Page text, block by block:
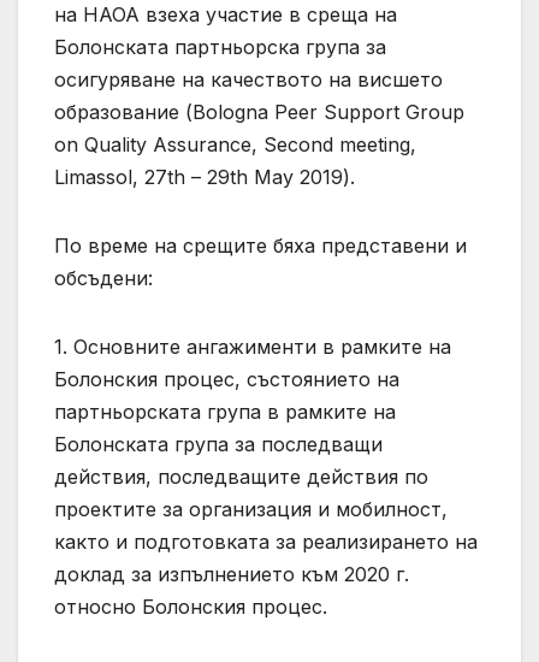
на НАОА взеха участие в среща на
Болонската партньорска група за
осигуряване на качеството на висшето
образование (Bologna Peer Support Group
on Quality Assurance, Second meeting,
Limassol, 27th – 29th May 2019).
По време на срещите бяха представени и
обсъдени:
1. Основните ангажименти в рамките на
Болонския процес, състоянието на
партньорската група в рамките на
Болонската група за последващи
действия, последващите действия по
проектите за организация и мобилност,
както и подготовката за реализирането на
доклад за изпълнението към 2020 г.
относно Болонския процес.